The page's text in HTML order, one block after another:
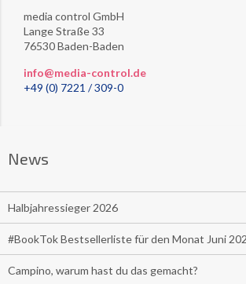
media control GmbH
Lange Straße 33
76530 Baden-Baden
info@media-control.de
+49 (0) 7221 / 309-0
News
Halbjahressieger 2026
#BookTok Bestsellerliste für den Monat Juni
Campino, warum hast du das gemacht?